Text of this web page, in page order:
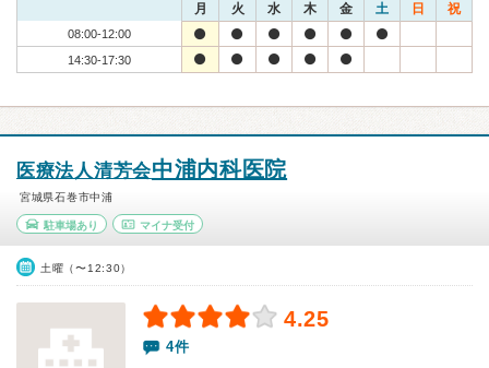
月 火 水 木 金 土 日 祝
08:00-12:00
14:30-17:30
医療法人清芳会中浦内科医院
宮城県石巻市中浦
駐車場あり マイナ受付
土曜（〜12:30）
4.25
4件